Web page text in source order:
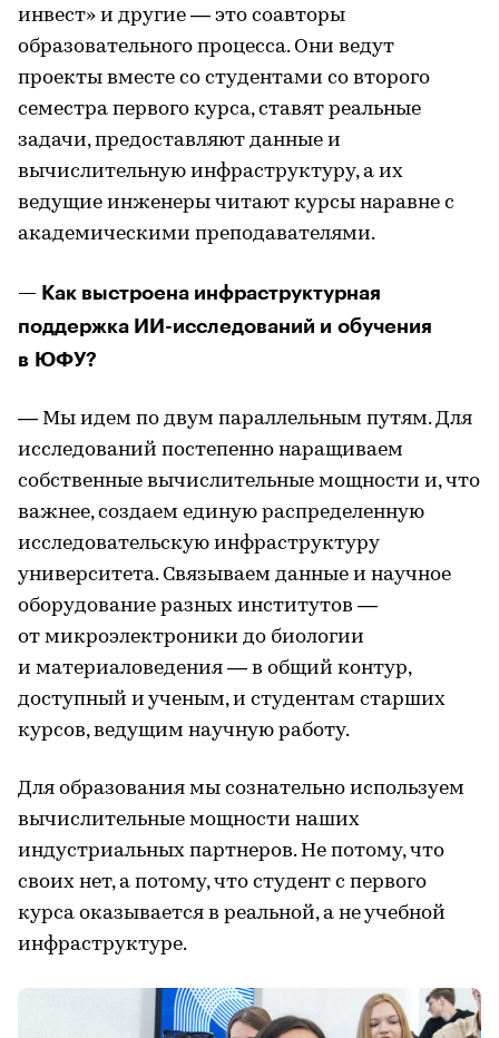
инвест» и другие — это соавторы
образовательного процесса. Они ведут
проекты вместе со студентами со второго
семестра первого курса, ставят реальные
задачи, предоставляют данные и
вычислительную инфраструктуру, а их
ведущие инженеры читают курсы наравне с
академическими преподавателями.
— Как выстроена инфраструктурная
поддержка ИИ-исследований и обучения
в ЮФУ?
— Мы идем по двум параллельным путям. Для
исследований постепенно наращиваем
собственные вычислительные мощности и, что
важнее, создаем единую распределенную
исследовательскую инфраструктуру
университета. Связываем данные и научное
оборудование разных институтов —
от микроэлектроники до биологии
и материаловедения — в общий контур,
доступный и ученым, и студентам старших
курсов, ведущим научную работу.
Для образования мы сознательно используем
вычислительные мощности наших
индустриальных партнеров. Не потому, что
своих нет, а потому, что студент с первого
курса оказывается в реальной, а не учебной
инфраструктуре.